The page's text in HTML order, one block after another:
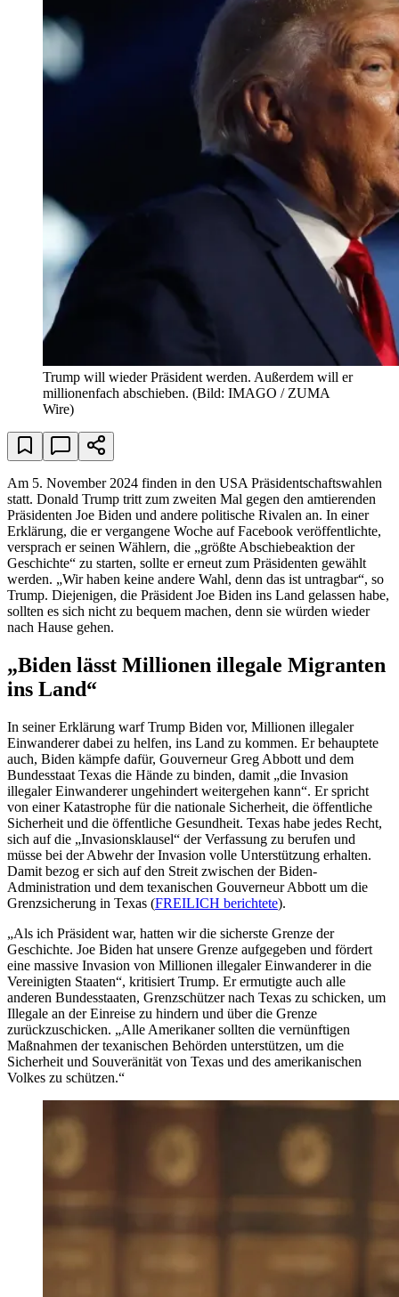
Trump will wieder Präsident werden. Außerdem will er
millionenfach abschieben. (Bild: IMAGO / ZUMA
Wire)
Am 5. November 2024 finden in den USA Präsidentschaftswahlen
statt. Donald Trump tritt zum zweiten Mal gegen den amtierenden
Präsidenten Joe Biden und andere politische Rivalen an. In einer
Erklärung, die er vergangene Woche auf Facebook veröffentlichte,
versprach er seinen Wählern, die „größte Abschiebeaktion der
Geschichte“ zu starten, sollte er erneut zum Präsidenten gewählt
werden. „Wir haben keine andere Wahl, denn das ist untragbar“, so
Trump. Diejenigen, die Präsident Joe Biden ins Land gelassen habe,
sollten es sich nicht zu bequem machen, denn sie würden wieder
nach Hause gehen.
„Biden lässt Millionen illegale Migranten
ins Land“
In seiner Erklärung warf Trump Biden vor, Millionen illegaler
Einwanderer dabei zu helfen, ins Land zu kommen. Er behauptete
auch, Biden kämpfe dafür, Gouverneur Greg Abbott und dem
Bundesstaat Texas die Hände zu binden, damit „die Invasion
illegaler Einwanderer ungehindert weitergehen kann“. Er spricht
von einer Katastrophe für die nationale Sicherheit, die öffentliche
Sicherheit und die öffentliche Gesundheit. Texas habe jedes Recht,
sich auf die „Invasionsklausel“ der Verfassung zu berufen und
müsse bei der Abwehr der Invasion volle Unterstützung erhalten.
Damit bezog er sich auf den Streit zwischen der Biden-
Administration und dem texanischen Gouverneur Abbott um die
Grenzsicherung in Texas (FREILICH berichtete).
„Als ich Präsident war, hatten wir die sicherste Grenze der
Geschichte. Joe Biden hat unsere Grenze aufgegeben und fördert
eine massive Invasion von Millionen illegaler Einwanderer in die
Vereinigten Staaten“, kritisiert Trump. Er ermutigte auch alle
anderen Bundesstaaten, Grenzschützer nach Texas zu schicken, um
Illegale an der Einreise zu hindern und über die Grenze
zurückzuschicken. „Alle Amerikaner sollten die vernünftigen
Maßnahmen der texanischen Behörden unterstützen, um die
Sicherheit und Souveränität von Texas und des amerikanischen
Volkes zu schützen.“